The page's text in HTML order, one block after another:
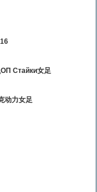
Стайки女足
动力女足